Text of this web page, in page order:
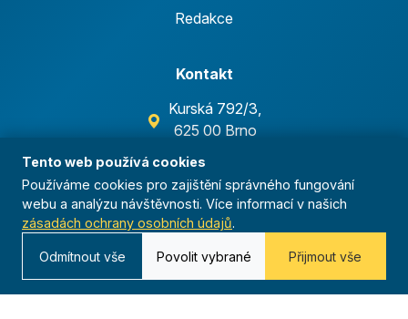
Redakce
Kontakt
Kurská 792/3,
625 00 Brno
IČO 00544833
ustredi@orel.cz
Kontaktujte nás
Tento web používá cookies
Používáme cookies pro zajištění správného fungování
webu a analýzu návštěvnosti. Více informací v našich
zásadách ochrany osobních údajů.
Odmítnout vše Povolit vybrané Přijmout vše